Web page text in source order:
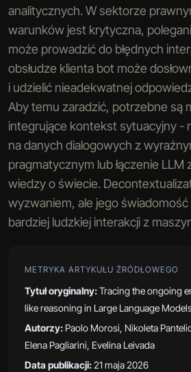
analitycznych. W sektorze
warunków jest krytyczna,
może prowadzić do błędnych
obsłudze klienta bot może
i udzielić nieadekwatnej
Aby temu zaradzić, potrzebne są
integrujące kontekst sytuacyjny -
na danych dialogowych z
pragmatycznym lub łączenie
wiedzy o świecie.
wyzwaniem, ale jego
bardziej ludzkiej interakcji z
METRYKA ARTYKUŁU ŹRÓDŁOWEGO
Tytuł oryginalny:Tracing the ongoing
like reasoning in Large Language
Autorzy: Paolo Morosi, Nikoleta
Elena Pagliarini, Evelina Leivada
Data publikacji:21 maja 2026